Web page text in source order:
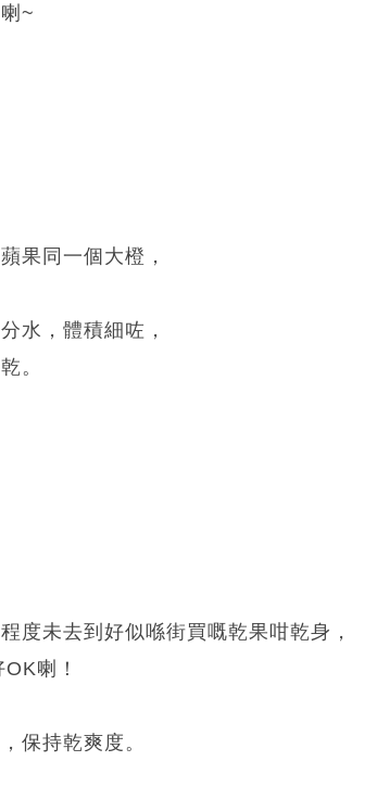
~
果同一個大橙，
水，體積細咗，
。
度未去到好似喺街買嘅乾果咁乾身，
喇！
保持乾爽度。